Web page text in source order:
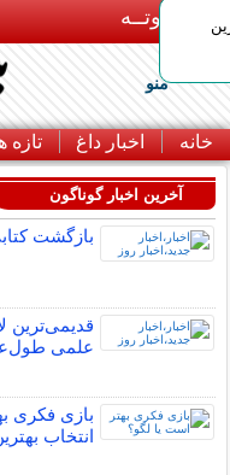
بـیتوتــه
منو
خانه اخبار داغ تازه
آخرین اخبار گوناگون
بازگشت کتابی
علمی
بازی فکری
انتخاب